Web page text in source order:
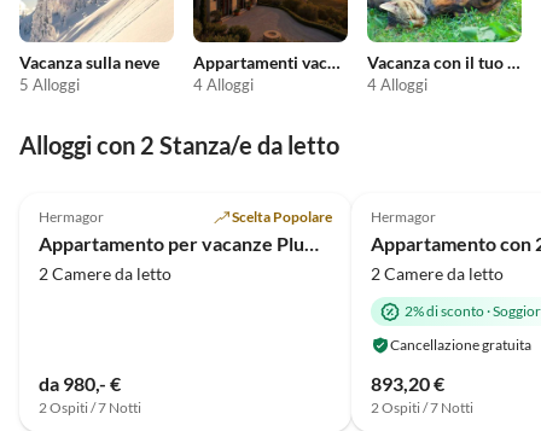
Vacanza sulla neve
5 Alloggi
Appartamenti vacanze economici
4 Alloggi
Vacanza con il tuo animale domestico
4 Alloggi
Alloggi con 2 Stanza/e da letto
Hermagor Scelta Popolare
2 Camere da letto
da 980,- €
2 Ospiti / 7 Notti
Hermagor
2 Camere da letto
2% di sconto·
Cancellazione gratuita
893,20 €
2 Ospiti / 7 Notti